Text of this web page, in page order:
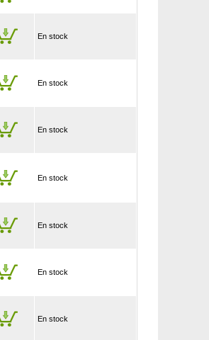
En stock
En stock
En stock
En stock
En stock
En stock
En stock